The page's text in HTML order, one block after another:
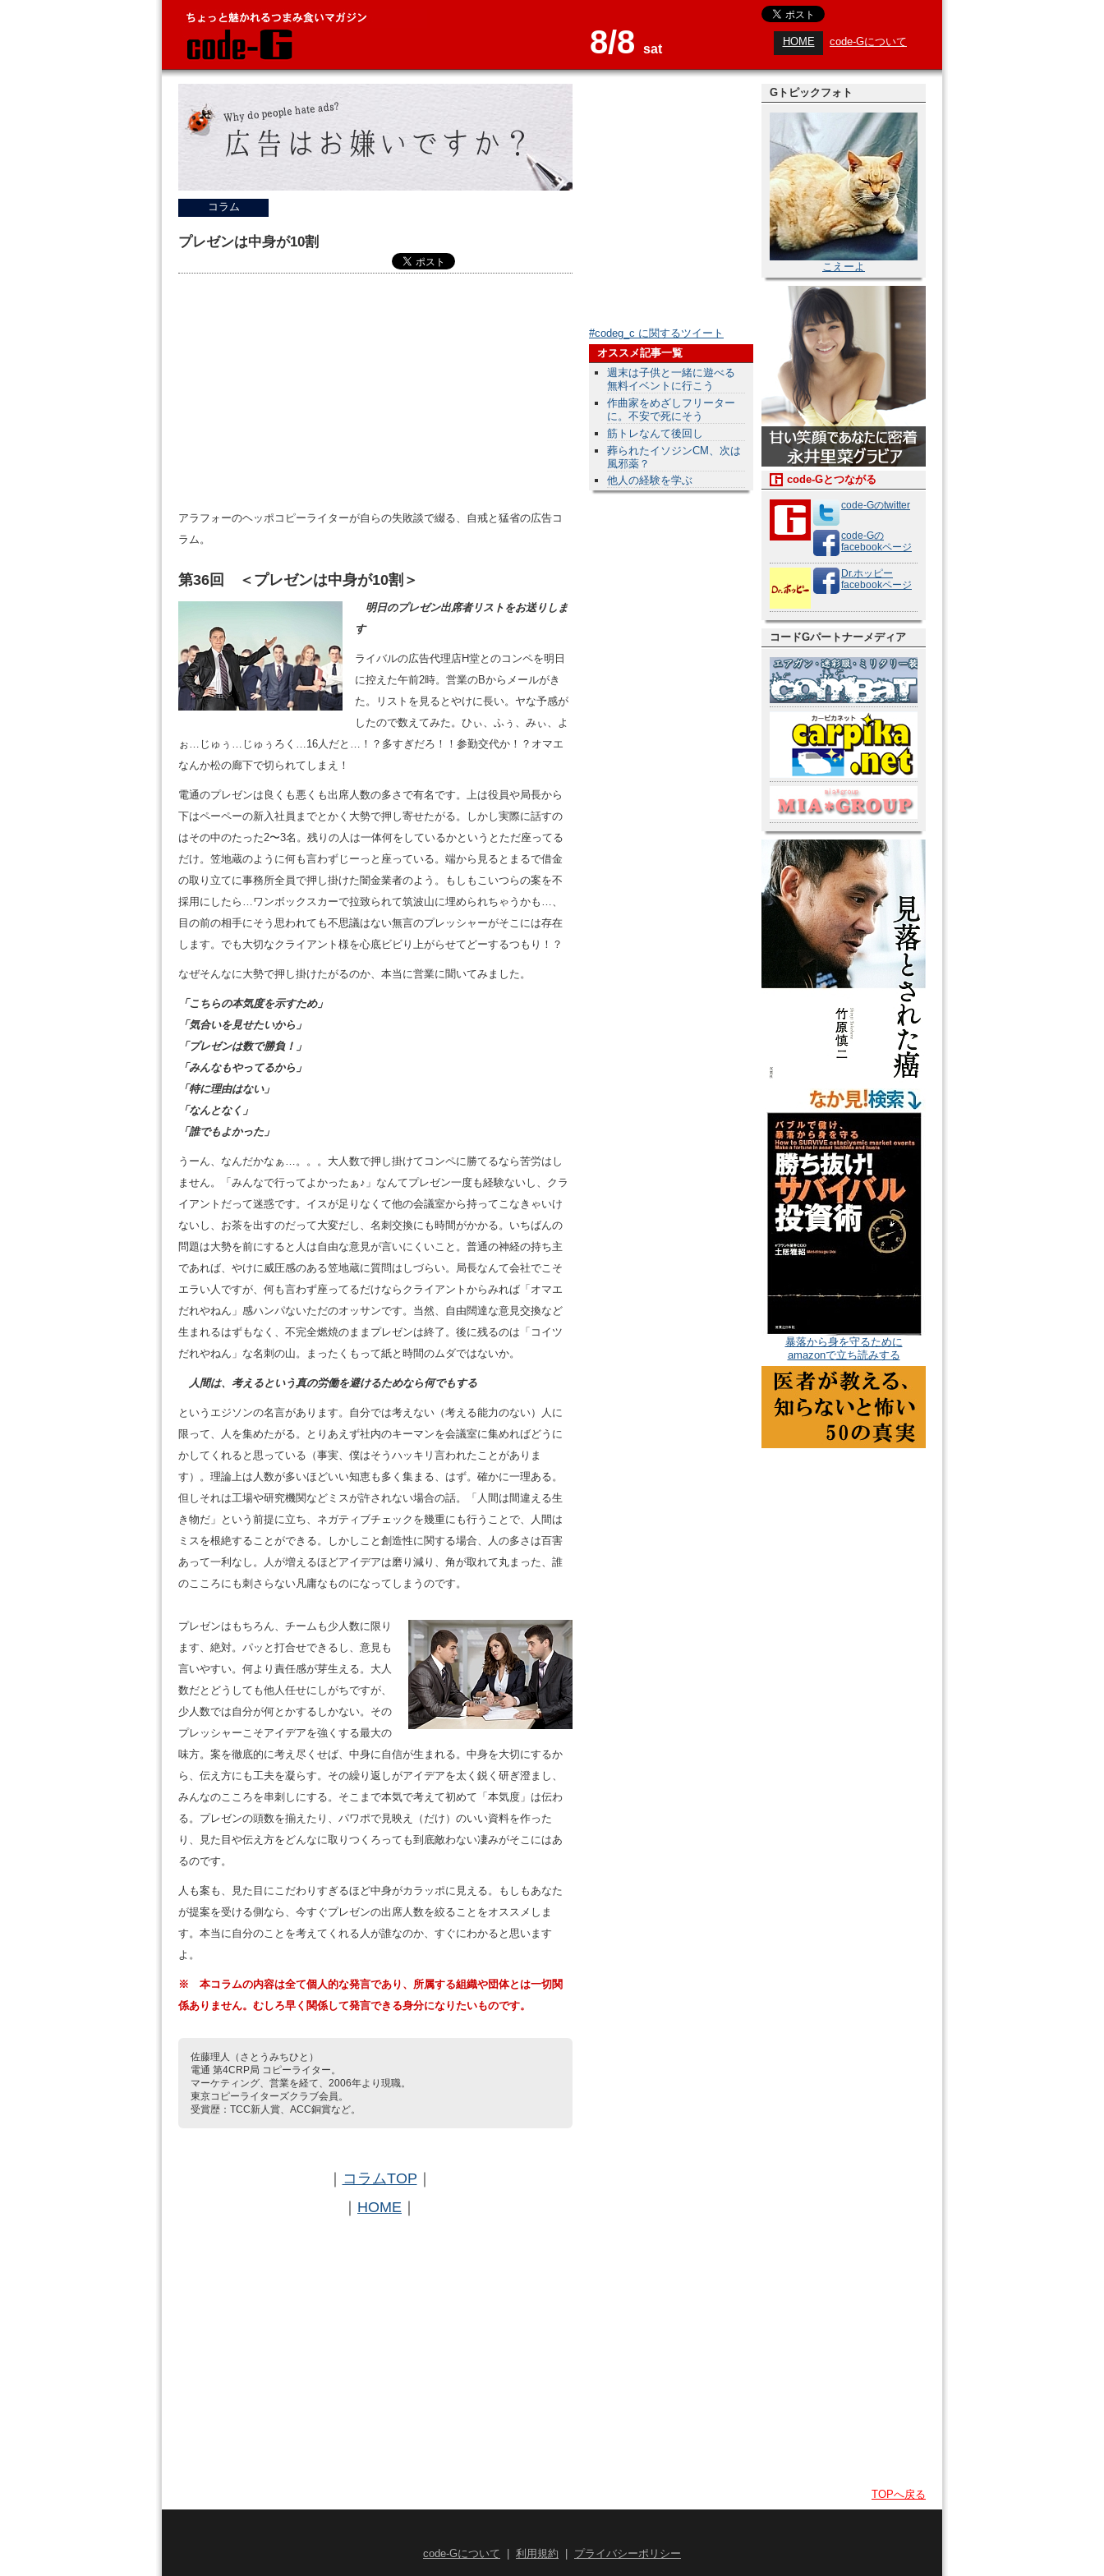
8/8 sat
code-Gについて
HOME
コラム
プレゼンは中身が10割
アラフォーのヘッポコピーライターが自らの失敗談で綴る、自戒と猛省の広告コ
ラム。
第36回 ＜プレゼンは中身が10割＞
明日のプレゼン出席者リストをお送りしま
す
ライバルの広告代理店H堂とのコンペを明日
に控えた午前2時。営業のBからメールがき
た。リストを見るとやけに長い。ヤな予感が
したので数えてみた。ひぃ、ふぅ、みぃ、よ
ぉ…じゅぅ…じゅぅろく…16人だと…！？多すぎだろ！！参勤交代か！？オマエ
なんか松の廊下で切られてしまえ！
電通のプレゼンは良くも悪くも出席人数の多さで有名です。上は役員や局長から
下はペーペーの新入社員までとかく大勢で押し寄せたがる。しかし実際に話すの
はその中のたった2〜3名。残りの人は一体何をしているかというとただ座ってる
だけ。笠地蔵のように何も言わずじーっと座っている。端から見るとまるで借金
の取り立てに事務所全員で押し掛けた闇金業者のよう。もしもこいつらの案を不
採用にしたら…ワンボックスカーで拉致られて筑波山に埋められちゃうかも…、
目の前の相手にそう思われても不思議はない無言のプレッシャーがそこには存在
します。でも大切なクライアント様を心底ビビり上がらせてどーするつもり！？
なぜそんなに大勢で押し掛けたがるのか、本当に営業に聞いてみました。
「こちらの本気度を示すため」
「気合いを見せたいから」
「プレゼンは数で勝負！」
「みんなもやってるから」
「特に理由はない」
「なんとなく」
「誰でもよかった」
うーん、なんだかなぁ…。。。大人数で押し掛けてコンペに勝てるなら苦労はし
ません。「みんなで行ってよかったぁ♪」なんてプレゼン一度も経験ないし、クラ
イアントだって迷惑です。イスが足りなくて他の会議室から持ってこなきゃいけ
ないし、お茶を出すのだって大変だし、名刺交換にも時間がかかる。いちばんの
問題は大勢を前にすると人は自由な意見が言いにくいこと。普通の神経の持ち主
であれば、やけに威圧感のある笠地蔵に質問はしづらい。局長なんて会社でこそ
エラい人ですが、何も言わず座ってるだけならクライアントからみれば「オマエ
だれやねん」感ハンパないただのオッサンです。当然、自由闊達な意見交換など
生まれるはずもなく、不完全燃焼のままプレゼンは終了。後に残るのは「コイツ
だれやねん」な名刺の山。まったくもって紙と時間のムダではないか。
人間は、考えるという真の労働を避けるためなら何でもする
というエジソンの名言があります。自分では考えない（考える能力のない）人に
限って、人を集めたがる。とりあえず社内のキーマンを会議室に集めればどうに
かしてくれると思っている（事実、僕はそうハッキリ言われたことがありま
す）。理論上は人数が多いほどいい知恵も多く集まる、はず。確かに一理ある。
但しそれは工場や研究機関などミスが許されない場合の話。「人間は間違える生
き物だ」という前提に立ち、ネガティブチェックを幾重にも行うことで、人間は
ミスを根絶することができる。しかしこと創造性に関する場合、人の多さは百害
あって一利なし。人が増えるほどアイデアは磨り減り、角が取れて丸まった、誰
のこころにも刺さらない凡庸なものになってしまうのです。
プレゼンはもちろん、チームも少人数に限り
ます、絶対。パッと打合せできるし、意見も
言いやすい。何より責任感が芽生える。大人
数だとどうしても他人任せにしがちですが、
少人数では自分が何とかするしかない。その
プレッシャーこそアイデアを強くする最大の
味方。案を徹底的に考え尽くせば、中身に自信が生まれる。中身を大切にするか
ら、伝え方にも工夫を凝らす。その繰り返しがアイデアを太く鋭く研ぎ澄まし、
みんなのこころを串刺しにする。そこまで本気で考えて初めて「本気度」は伝わ
る。プレゼンの頭数を揃えたり、パワポで見映え（だけ）のいい資料を作った
り、見た目や伝え方をどんなに取りつくろっても到底敵わない凄みがそこにはあ
るのです。
人も案も、見た目にこだわりすぎるほど中身がカラッポに見える。もしもあなた
が提案を受ける側なら、今すぐプレゼンの出席人数を絞ることをオススメしま
す。本当に自分のことを考えてくれる人が誰なのか、すぐにわかると思います
よ。
※ 本コラムの内容は全て個人的な発言であり、所属する組織や団体とは一切関
係ありません。むしろ早く関係して発言できる身分になりたいものです。
佐藤理人（さとうみちひと）
電通 第4CRP局 コピーライター。
マーケティング、営業を経て、2006年より現職。
東京コピーライターズクラブ会員。
受賞歴：TCC新人賞、ACC銅賞など。
コラムTOP
HOME
#codeg_c に関するツイート
オススメ記事一覧
週末は子供と一緒に遊べる
無料イベントに行こう
作曲家をめざしフリーター
に。不安で死にそう
筋トレなんて後回し
葬られたイソジンCM、次は
風邪薬？
他人の経験を学ぶ
Gトピックフォト
こえーよ
code-Gとつながる
code-Gのtwitter
code-Gの
facebookページ
Dr.ホッピー
facebookページ
コードGパートナーメディア
暴落から身を守るために
amazonで立ち読みする
TOPへ戻る
code-Gについて 利用規約 プライバシーポリシー